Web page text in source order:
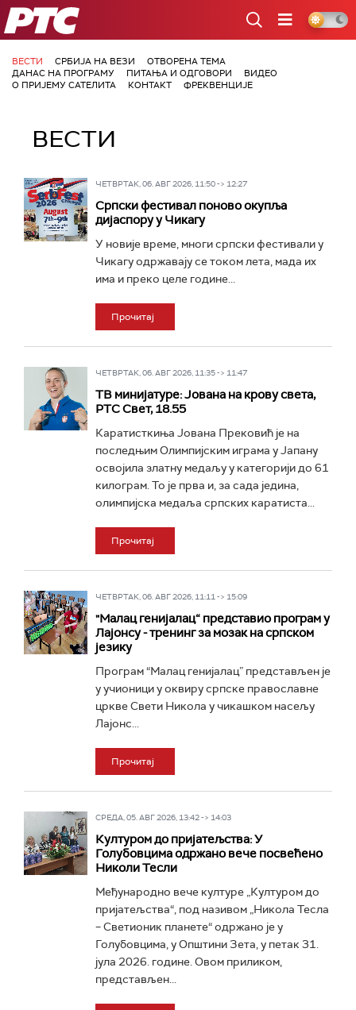
РТС
ВЕСТИ СРБИЈА НА ВЕЗИ
ОТВОРЕНА ТЕМА
ДАНАС НА ПРОГРАМУ
ПИТАЊА И ОДГОВОРИ
ВИДЕО
О ПРИЈЕМУ САТЕЛИТА
КОНТАКТ ФРЕКВЕНЦИЈЕ
ВЕСТИ
ЧЕТВРТАК, 06. АВГ 2026, 11:50 -> 12:27
Српски фестивал поново окупља
дијаспору у Чикагу
У новије време, многи српски фестивали у
Чикагу одржавају се током лета, мада их
има и преко целе године...
Прочитај
ЧЕТВРТАК, 06. АВГ 2026, 11:35 -> 11:47
ТВ минијатуре: Јована на крову света,
РТС Свет, 18.55
Каратисткиња Јована Прековић је на
последњим Олимпијским играма у Јапану
освојила златну медаљу у категорији до 61
килограм. То је прва и, за сада једина,
олимпијска медаља српских каратиста...
Прочитај
ЧЕТВРТАК, 06. АВГ 2026, 11:11 -> 15:09
"Малац генијалац“ представио програм у
Лајонсу - тренинг за мозак на српском
језику
Програм “Малац генијалац” представљен је
у учионици у оквиру српске православне
цркве Свети Никола у чикашком насељу
Лајонс...
Прочитај
СРЕДА, 05. АВГ 2026, 13:42 -> 14:03
Културом до пријатељства: У
Голубовцима одржано вече посвећено
Николи Тесли
Међународно вече културе „Културом до
пријатељства“, под називом „Никола Тесла
– Светионик планете“ одржано је у
Голубовцима, у Општини Зета, у петак 31.
јула 2026. године. Овом приликом,
представљен...